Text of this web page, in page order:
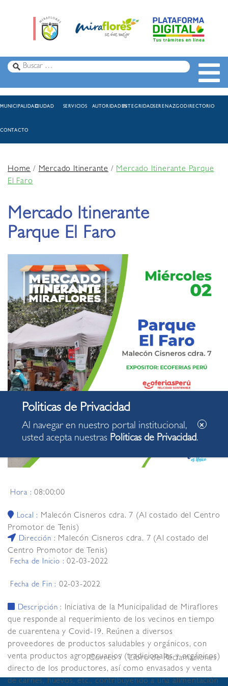
MUNICIPALIDADCIUDAD SERVICIOS AUTORIDADESINTEGRIDADSERENAZGODIRECTORIO
CONTACTO
Home/Mercado Itinerante /Mercado Itinerante Parque
El Faro
Mercado Itinerante
Parque El Faro
Hora :08:00:00
Local : Malecón Cisneros cdra. 7 (Al costado del Centro
Promotor de Tenis)
Dirección : Malecón Cisneros cdra. 7 (Al costado del
Centro Promotor de Tenis)
Fecha de Inicio :02-03-2022
Fecha de Fin : 02-03-2022
Descripción : Iniciativa de la Municipalidad de Miraflores
que responde al requerimiento de los vecinos en tiempo
de cuarentena y Covid-19. Reúnen a diversos
proveedores de productos saludables y orgánicos, con
venta productos agropecuarios (tradicionales y orgánicos)
directo de los productores, así como envasados y venta
de carnes, huevos, etc., contribuyendo a una alimentación
Correo Libro de Reclamaciones
Al navegar en nuestro portal institucional,
usted acepta nuestras Politicas de Privacidad.